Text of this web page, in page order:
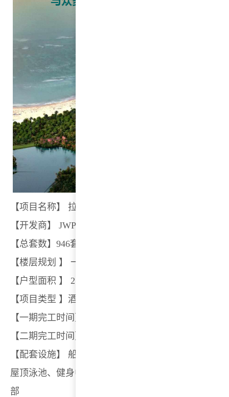
【项目名称】 拉亚度假酒店
【开发商】 JWP02 Management Co.,LTD
【总套数】946套
【楼层规划 】 一期：6层；二期：7层
【户型面积 】 25平米 -104平米
【项目类型 】酒店
【一期完工时间】2022年Q1
【二期完工时间】2022年Q3
【配套设施】 船舶码头，SPA会所、全天候餐厅、 屋
屋顶泳池、健身中心、宴会厅、行政酒廊、会议厅、
部